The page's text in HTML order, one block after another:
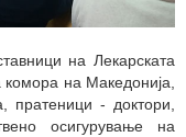
на Лекарската
на Македонија,
пратеници - доктори,
осигурување на